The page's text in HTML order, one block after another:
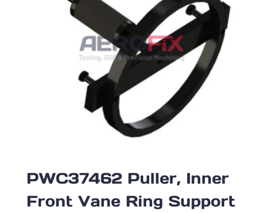
PWC37462 Puller, Inner
Front Vane Ring Support